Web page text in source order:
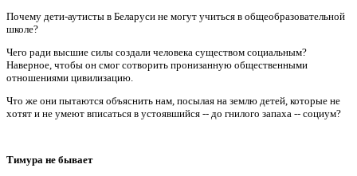
Почему дети-аутисты в Беларуси не могут учиться в общеобразовательной
школе?
Чего ради высшие силы создали человека существом социальным?
Наверное, чтобы он смог сотворить пронизанную общественными
отношениями цивилизацию.
Что же они пытаются объяснить нам, посылая на землю детей, которые не
хотят и не умеют вписаться в устоявшийся -- до гнилого запаха -- социум?
Тимура не бывает